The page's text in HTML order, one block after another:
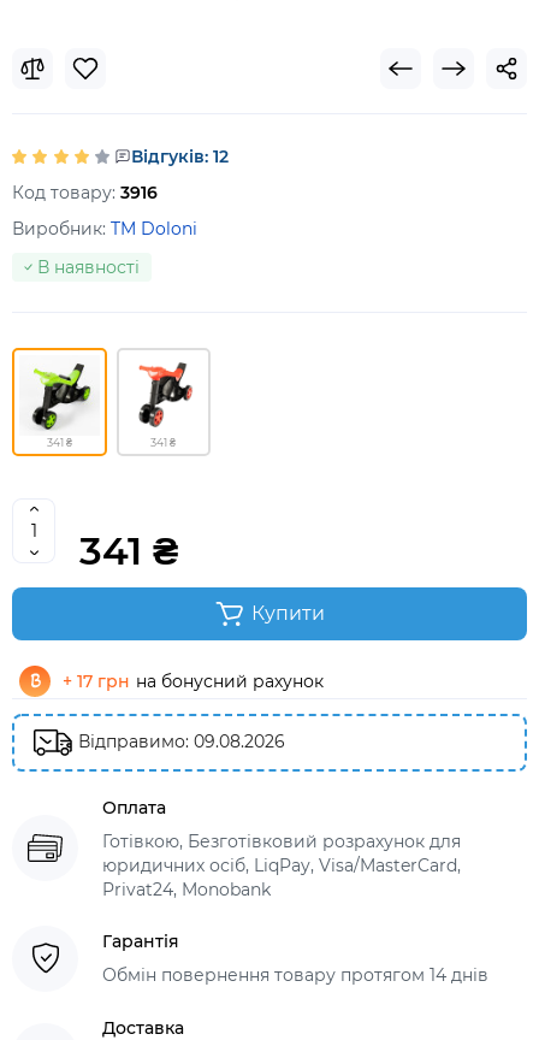
Відгуків: 12
Код товару: 3916
Виробник: TM Doloni
В наявності
341 ₴ 341 ₴
341 ₴
Купити
+ 17 грн на бонусний рахунок
Відправимо: 09.08.2026
Оплата
Готівкою, Безготівковий розрахунок для
юридичних осіб, LiqPay, Visa/MasterCard,
Privat24, Monobank
Гарантія
Обмін повернення товару протягом 14 днів
Доставка